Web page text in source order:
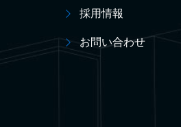
採用情報
お問い合わせ